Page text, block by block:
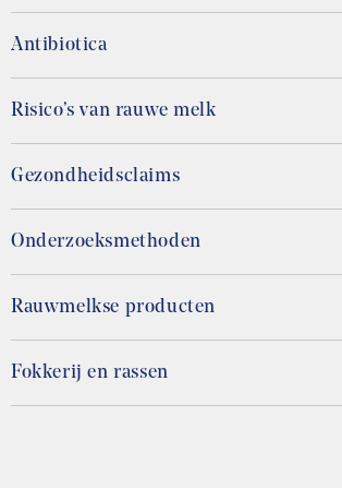
Antibiotica
Risico’s van rauwe melk
Gezondheidsclaims
Onderzoeksmethoden
Rauwmelkse producten
Fokkerij en rassen